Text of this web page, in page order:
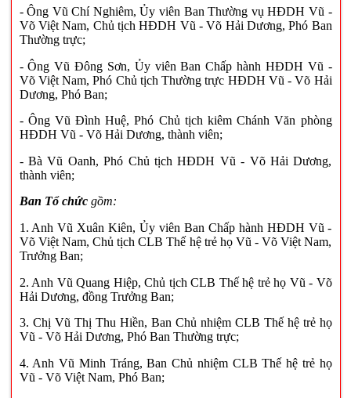
- Ông Vũ Chí Nghiêm, Ủy viên Ban Thường vụ HĐDH Vũ -
Võ Việt Nam, Chủ tịch HĐDH Vũ - Võ Hải Dương, Phó Ban
Thường trực;
- Ông Vũ Đông Sơn, Ủy viên Ban Chấp hành HĐDH Vũ -
Võ Việt Nam, Phó Chủ tịch Thường trực HĐDH Vũ - Võ Hải
Dương, Phó Ban;
- Ông Vũ Đình Huệ, Phó Chủ tịch kiêm Chánh Văn phòng
HĐDH Vũ - Võ Hải Dương, thành viên;
- Bà Vũ Oanh, Phó Chủ tịch HĐDH Vũ - Võ Hải Dương,
thành viên;
Ban Tổ chức gồm:
1. Anh Vũ Xuân Kiên, Ủy viên Ban Chấp hành HĐDH Vũ -
Võ Việt Nam, Chủ tịch CLB Thế hệ trẻ họ Vũ - Võ Việt Nam,
Trưởng Ban;
2. Anh Vũ Quang Hiệp, Chủ tịch CLB Thế hệ trẻ họ Vũ - Võ
Hải Dương, đồng Trưởng Ban;
3. Chị Vũ Thị Thu Hiền, Ban Chủ nhiệm CLB Thế hệ trẻ họ
Vũ - Võ Hải Dương, Phó Ban Thường trực;
4. Anh Vũ Minh Tráng, Ban Chủ nhiệm CLB Thế hệ trẻ họ
Vũ - Võ Việt Nam, Phó Ban;